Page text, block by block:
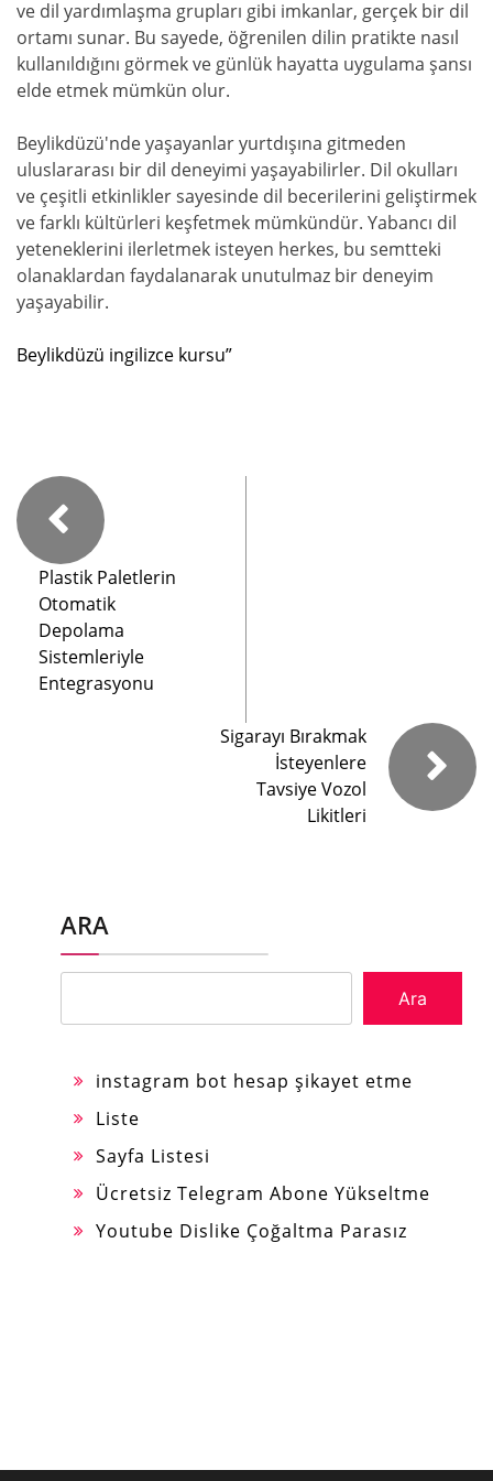
ve dil yardımlaşma grupları gibi imkanlar, gerçek bir dil
ortamı sunar. Bu sayede, öğrenilen dilin pratikte nasıl
kullanıldığını görmek ve günlük hayatta uygulama şansı
elde etmek mümkün olur.
Beylikdüzü'nde yaşayanlar yurtdışına gitmeden
uluslararası bir dil deneyimi yaşayabilirler. Dil okulları
ve çeşitli etkinlikler sayesinde dil becerilerini geliştirmek
ve farklı kültürleri keşfetmek mümkündür. Yabancı dil
yeteneklerini ilerletmek isteyen herkes, bu semtteki
olanaklardan faydalanarak unutulmaz bir deneyim
yaşayabilir.
Beylikdüzü ingilizce kursu”
Plastik Paletlerin
Otomatik
Depolama
Sistemleriyle
Entegrasyonu
Sigarayı Bırakmak
İsteyenlere
Tavsiye Vozol
Likitleri
ARA
Ara
instagram bot hesap şikayet etme
Liste
Sayfa Listesi
Ücretsiz Telegram Abone Yükseltme
Youtube Dislike Çoğaltma Parasız